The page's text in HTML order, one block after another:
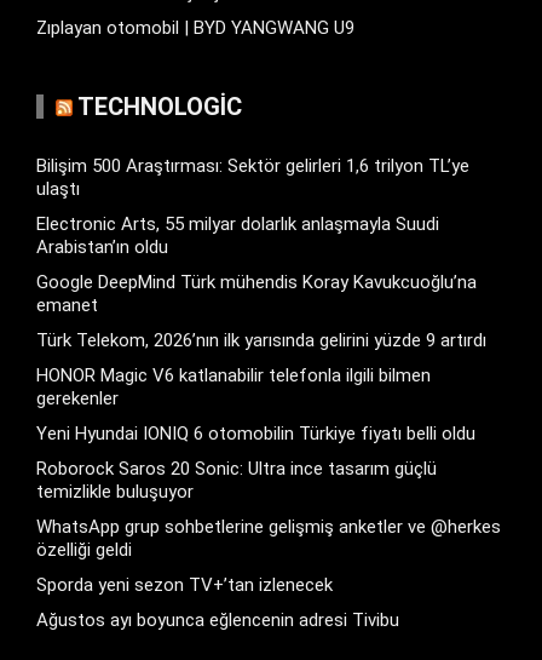
Zıplayan otomobil | BYD YANGWANG U9
TECHNOLOGIC
Bilişim 500 Araştırması: Sektör gelirleri 1,6 trilyon TL’ye
ulaştı
Electronic Arts, 55 milyar dolarlık anlaşmayla Suudi
Arabistan’ın oldu
Google DeepMind Türk mühendis Koray Kavukcuoğlu’na
emanet
Türk Telekom, 2026’nın ilk yarısında gelirini yüzde 9 artırdı
HONOR Magic V6 katlanabilir telefonla ilgili bilmen
gerekenler
Yeni Hyundai IONIQ 6 otomobilin Türkiye fiyatı belli oldu
Roborock Saros 20 Sonic: Ultra ince tasarım güçlü
temizlikle buluşuyor
WhatsApp grup sohbetlerine gelişmiş anketler ve @herkes
özelliği geldi
Sporda yeni sezon TV+’tan izlenecek
Ağustos ayı boyunca eğlencenin adresi Tivibu